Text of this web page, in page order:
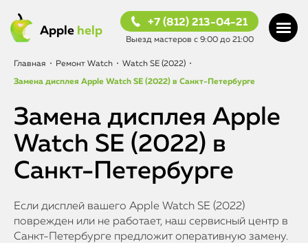
Apple help
+7 (812) 213-04-21
Выезд мастеров с 9:00 до 21:00
Главная • Ремонт Watch • Watch SE (2022) •
Замена дисплея Apple Watch SE (2022) в Санкт-Петербурге
Замена дисплея Apple
Watch SE (2022) в
Санкт-Петербурге
Если дисплей вашего Apple Watch SE (2022)
поврежден или не работает, наш сервисный центр в
Санкт-Петербурге предложит оперативную замену.